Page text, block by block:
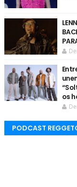
os
PODCAST